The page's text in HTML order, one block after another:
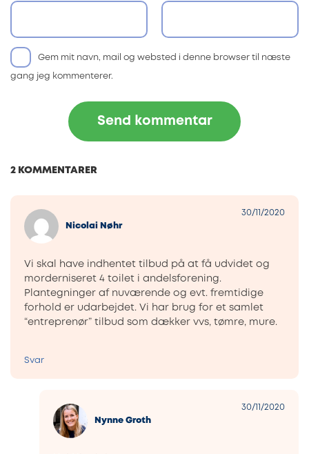
Gem mit navn, mail og websted i denne browser til næste
gang jeg kommenterer.
2 KOMMENTARER
Nicolai Nøhr
30/11/2020
Vi skal have indhentet tilbud på at få udvidet og
morderniseret 4 toilet i andelsforening.
Plantegninger af nuværende og evt. fremtidige
forhold er udarbejdet. Vi har brug for et samlet
“entreprenør” tilbud som dækker vvs, tømre, mure.
Svar
Nynne Groth
30/11/2020